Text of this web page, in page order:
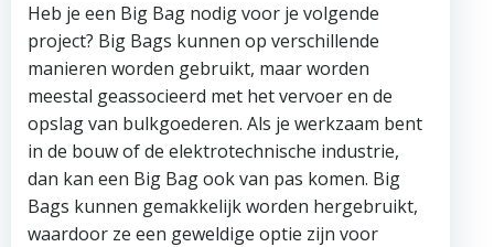
Heb je een Big Bag nodig voor je volgende
project? Big Bags kunnen op verschillende
manieren worden gebruikt, maar worden
meestal geassocieerd met het vervoer en de
opslag van bulkgoederen. Als je werkzaam bent
in de bouw of de elektrotechnische industrie,
dan kan een Big Bag ook van pas komen. Big
Bags kunnen gemakkelijk worden hergebruikt,
waardoor ze een geweldige optie zijn voor